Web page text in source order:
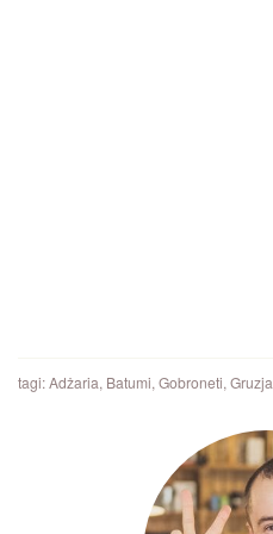
tagi:Adżaria, Batumi, Gobroneti, Gruzja